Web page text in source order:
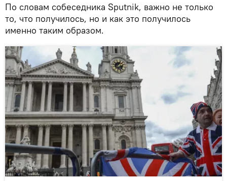
По словам собеседника Sputnik, важно не только
то, что получилось, но и как это получилось
именно таким образом.